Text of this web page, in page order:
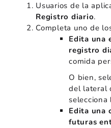
Usuarios de la
Registro diario.
Completa uno de
Edita una
registro
comida
O bien,
del lateral
selecciona
Edita una
futuras